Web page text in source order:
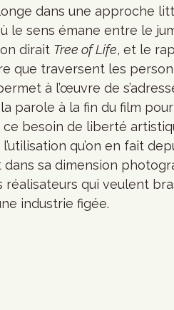
dans une approche
le sens émane entre le
dirait Tree of Life, et le
que traversent les
à l’œuvre de
parole à la fin du film
besoin de liberté
qu’on en fait
sa dimension
réalisateurs qui veulent
industrie figée.